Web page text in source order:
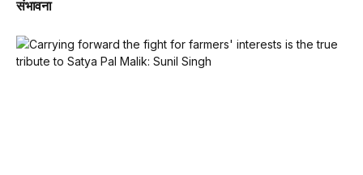
संभावना